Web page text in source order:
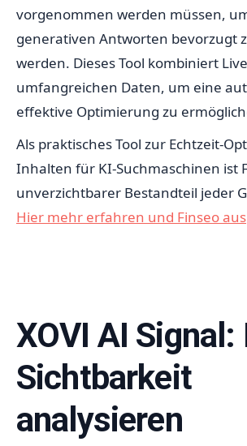
vorgenommen werden müssen,
generativen Antworten bevorzugt
werden. Dieses Tool kombiniert
umfangreichen Daten, um eine
effektive Optimierung zu
Als praktisches Tool zur Echtzeit-
Inhalten für KI-Suchmaschinen ist
unverzichtbarer Bestandteil jeder
Hier mehr erfahren und Finseo
XOVI AI Signal:
Sichtbarkeit
analysieren